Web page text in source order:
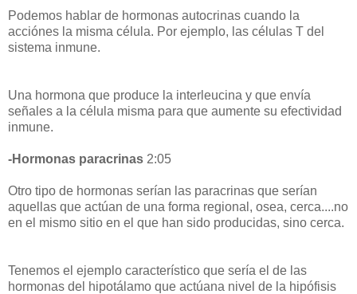
Podemos hablar de hormonas autocrinas cuando la
acciónes la misma célula. Por ejemplo, las células T del
sistema inmune.
Una hormona que produce la interleucina y que envía
señales a la célula misma para que aumente su efectividad
inmune.
-Hormonas paracrinas 2:05
Otro tipo de hormonas serían las paracrinas que serían
aquellas que actúan de una forma regional, osea, cerca....no
en el mismo sitio en el que han sido producidas, sino cerca.
Tenemos el ejemplo característico que sería el de las
hormonas del hipotálamo que actúana nivel de la hipófisis